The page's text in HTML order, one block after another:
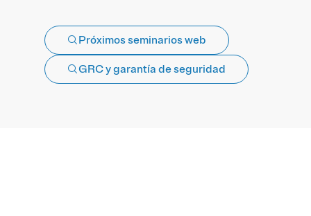
Próximos seminarios web
GRC y garantía de seguridad